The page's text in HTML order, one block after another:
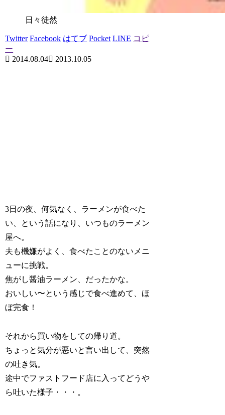
日々徒然
Twitter Facebook はてブ Pocket LINE コピ
ー
2014.08.04
2013.10.05
3日の夜、何気なく、ラーメンが食べた
い、という話になり、いつものラーメン
屋へ。
夫も機嫌がよく、食べたことのないメニ
ューに挑戦。
焦がし醤油ラーメン、だったかな。
おいしい〜という感じで食べ進めて、ほ
ぼ完食！
それから買い物をしての帰り道。
ちょっと気分が悪いと言い出して、突然
の吐き気。
途中でファストフード店に入ってどうや
ら吐いた様子・・・。